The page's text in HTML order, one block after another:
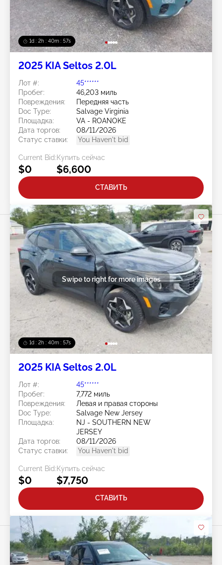
1d : 2h : 40m : 54s
2025 KIA Seltos 2.0L
Лот #:
45******
Пробег:
46,203 миль
Повреждения:
Передняя часть
Doc Type:
Salvage Virginia
Площадка:
VA - ROANOKE
Дата торгов:
08/11/2026
Статус ставки:
You Haven't bid
Current Bid:
$0
Купить сейчас
$6,600
СТАВИТЬ
1d : 2h : 40m : 54s
Swipe to right for more images
2025 KIA Seltos 2.0L
Лот #:
45******
Пробег:
7,772 миль
Повреждения:
Левая и правая стороны
Doc Type:
Salvage New Jersey
Площадка:
NJ - SOUTHERN NEW
JERSEY
Дата торгов:
08/11/2026
Статус ставки:
You Haven't bid
Current Bid:
$0
Купить сейчас
$7,750
СТАВИТЬ